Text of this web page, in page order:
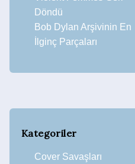
Döndü
Bob Dylan Arşivinin En
İlginç Parçaları
Kategoriler
Cover Savaşları